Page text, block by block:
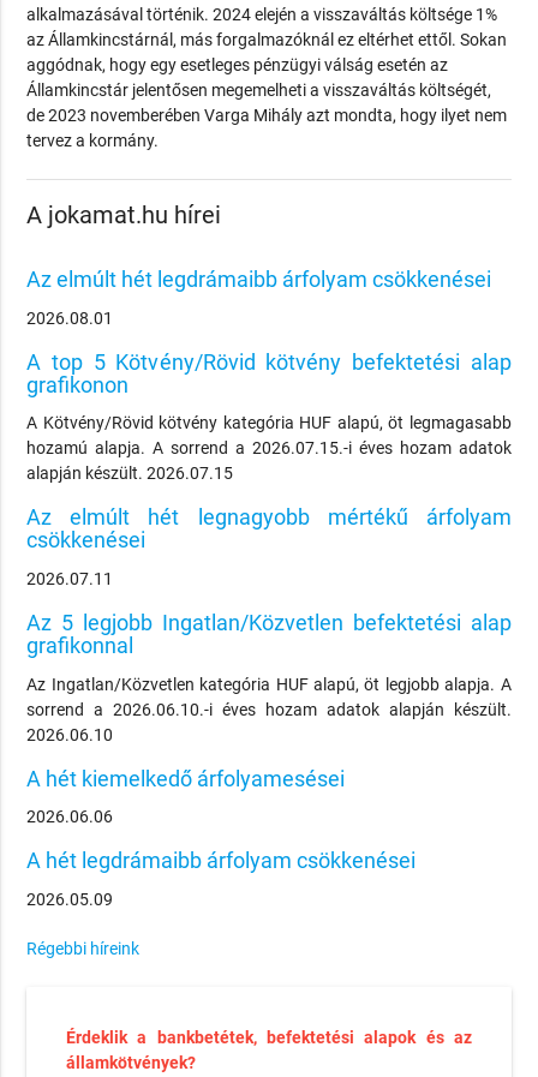
alkalmazásával történik. 2024 elején a visszaváltás költsége 1%
az Államkincstárnál, más forgalmazóknál ez eltérhet ettől. Sokan
aggódnak, hogy egy esetleges pénzügyi válság esetén az
Államkincstár jelentősen megemelheti a visszaváltás költségét,
de 2023 novemberében Varga Mihály azt mondta, hogy ilyet nem
tervez a kormány.
A jokamat.hu hírei
Az elmúlt hét legdrámaibb árfolyam csökkenései
2026.08.01
A top 5 Kötvény/Rövid kötvény befektetési alap
grafikonon
A Kötvény/Rövid kötvény kategória HUF alapú, öt legmagasabb
hozamú alapja. A sorrend a 2026.07.15.-i éves hozam adatok
alapján készült. 2026.07.15
Az elmúlt hét legnagyobb mértékű árfolyam
csökkenései
2026.07.11
Az 5 legjobb Ingatlan/Közvetlen befektetési alap
grafikonnal
Az Ingatlan/Közvetlen kategória HUF alapú, öt legjobb alapja. A
sorrend a 2026.06.10.-i éves hozam adatok alapján készült.
2026.06.10
A hét kiemelkedő árfolyamesései
2026.06.06
A hét legdrámaibb árfolyam csökkenései
2026.05.09
Régebbi híreink
Érdeklik a bankbetétek, befektetési alapok és az
államkötvények?